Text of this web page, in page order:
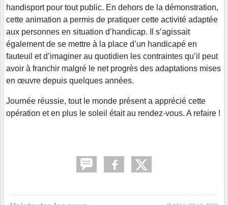
handisport pour tout public. En dehors de la démonstration,
cette animation a permis de pratiquer cette activité adaptée
aux personnes en situation d’handicap. Il s’agissait
également de se mettre à la place d’un handicapé en
fauteuil et d’imaginer au quotidien les contraintes qu’il peut
avoir à franchir malgré le net progrès des adaptations mises
en œuvre depuis quelques années.
Journée réussie, tout le monde présent a apprécié cette
opération et en plus le soleil était au rendez-vous. A refaire !